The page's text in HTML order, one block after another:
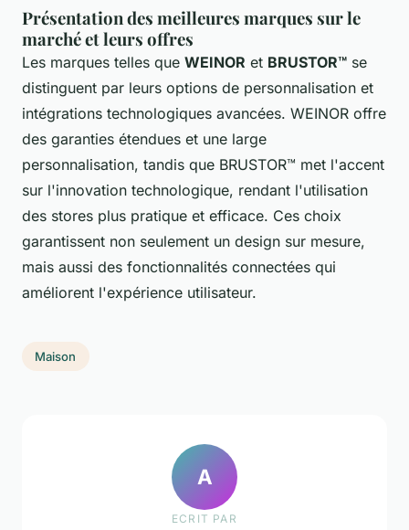
Présentation des meilleures marques sur le
marché et leurs offres
Les marques telles que WEINOR et BRUSTOR™ se
distinguent par leurs options de personnalisation et
intégrations technologiques avancées. WEINOR offre
des garanties étendues et une large
personnalisation, tandis que BRUSTOR™ met l'accent
sur l'innovation technologique, rendant l'utilisation
des stores plus pratique et efficace. Ces choix
garantissent non seulement un design sur mesure,
mais aussi des fonctionnalités connectées qui
améliorent l'expérience utilisateur.
Maison
A
ECRIT PAR